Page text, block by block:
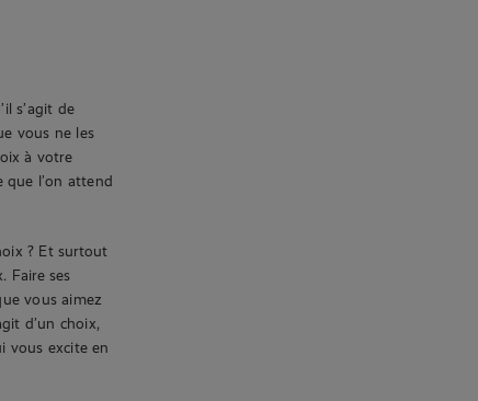
s’agit de
vous ne les
à votre
que l’on attend
? Et surtout
Faire ses
vous aimez
d’un choix,
vous excite en